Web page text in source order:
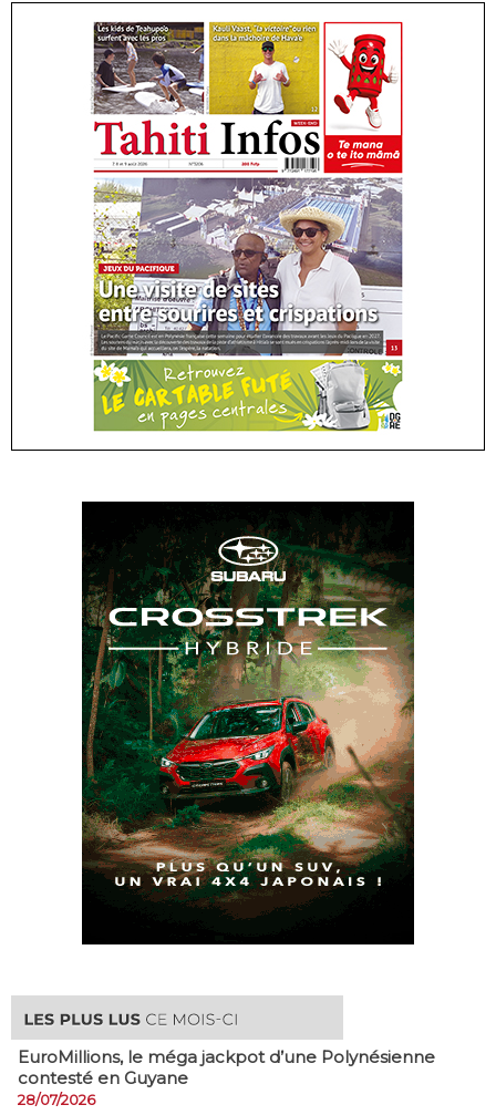
EuroMillions, ​le méga jackpot d’une Polynésienne
contesté en Guyane
28/07/2026